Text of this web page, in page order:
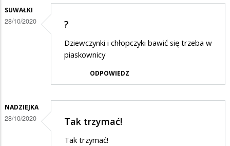
SUWAŁKI
28/10/2020 ?
Dziewczynki i chłopczyki bawić się trzeba w
piaskownicy
ODPOWIEDZ
NADZIEJKA
28/10/2020 Tak trzymać!
Tak trzymać!